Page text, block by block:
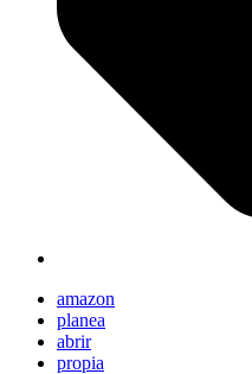
amazon
planea
abrir
propia